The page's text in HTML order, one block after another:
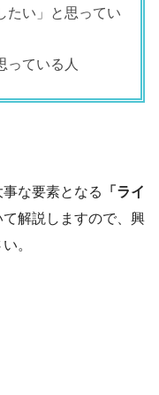
たい」と思ってい
っている人
な要素となる
「ライ
解説しますので、興
。